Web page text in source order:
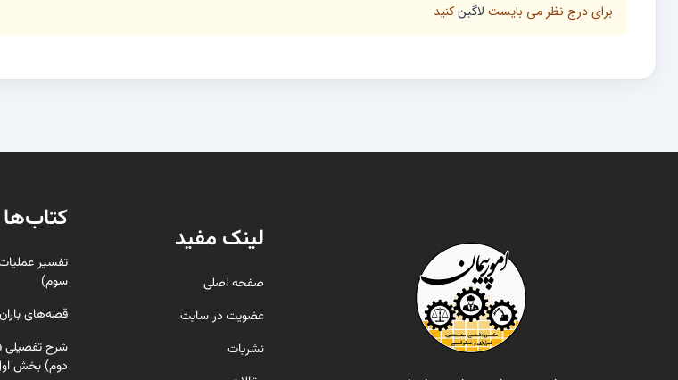
برای درج نظر می بایست لاگینکنید
لینک مفید
صفحه اصلی
عضویت در سایت
نشریات
کتاب‌ها
تفسیر
سوم)
قصه‌های
شرح تفصیلی
دوم) بخش